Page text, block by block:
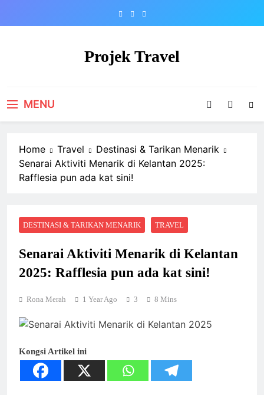
Projek Travel
MENU
Home Travel
Destinasi & Tarikan Menarik
Senarai Aktiviti Menarik di Kelantan 2025:
Rafflesia pun ada kat sini!
DESTINASI & TARIKAN MENARIK TRAVEL
Senarai Aktiviti Menarik di Kelantan
2025: Rafflesia pun ada kat sini!
Rona Merah 1 Year Ago 3 8 Mins
Kongsi Artikel ini